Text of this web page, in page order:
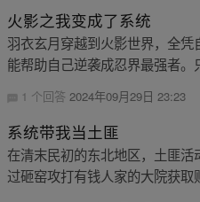
火影之我变成了系统
羽衣玄月穿越到火影世界，全
能帮助自己逆袭成忍界最强者
1 个回答2024年09月29日 23:23
系统带我当土匪
在清末民初的东北地区，土匪
过砸窑攻打有钱人家的大院获